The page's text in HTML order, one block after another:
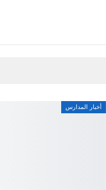
أخبار المدارس